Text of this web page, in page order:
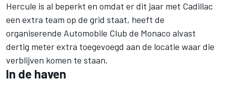
Hercule is al beperkt en omdat er dit jaar met Cadillac
een extra team op de grid staat, heeft de
organiserende Automobile Club de Monaco alvast
dertig meter extra toegevoegd aan de locatie waar die
verblijven komen te staan.
In de haven